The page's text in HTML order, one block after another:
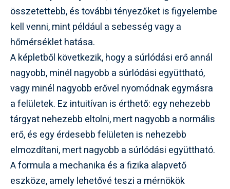
összetettebb, és további tényezőket is figyelembe
kell venni, mint például a sebesség vagy a
hőmérséklet hatása.
A képletből következik, hogy a súrlódási erő annál
nagyobb, minél nagyobb a súrlódási együttható,
vagy minél nagyobb erővel nyomódnak egymásra
a felületek. Ez intuitívan is érthető: egy nehezebb
tárgyat nehezebb eltolni, mert nagyobb a normális
erő, és egy érdesebb felületen is nehezebb
elmozdítani, mert nagyobb a súrlódási együttható.
A formula a mechanika és a fizika alapvető
eszköze, amely lehetővé teszi a mérnökök